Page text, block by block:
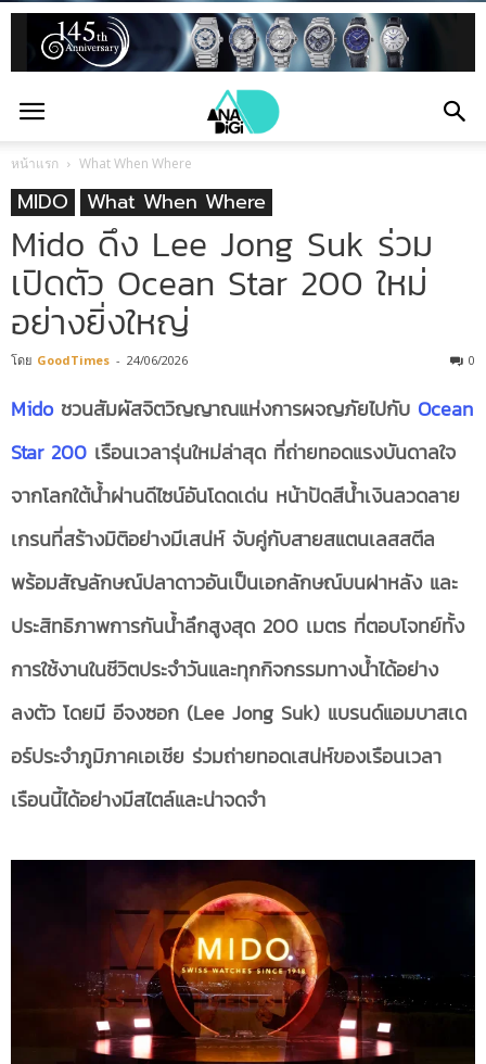
หน้าแรก What When Where
MIDO What When Where
Mido ดึง Lee Jong Suk ร่วม
เปิดตัว Ocean Star 200 ใหม่
อย่างยิ่งใหญ่
โดย GoodTimes - 24/06/2026 0
Midoชวนสัมผัสจิตวิญญาณแห่งการผจญภัยไปกับ Ocean
Star 200 เรือนเวลารุ่นใหม่ล่าสุด ที่ถ่ายทอดแรงบันดาลใจ
จากโลกใต้น้ำผ่านดีไซน์อันโดดเด่น หน้าปัดสีน้ำเงินลวดลาย
เกรนที่สร้างมิติอย่างมีเสน่ห์ จับคู่กับสายสแตนเลสสตีล
พร้อมสัญลักษณ์ปลาดาวอันเป็นเอกลักษณ์บนฝาหลัง และ
ประสิทธิภาพการกันน้ำลึกสูงสุด 200 เมตร ที่ตอบโจทย์ทั้ง
การใช้งานในชีวิตประจำวันและทุกกิจกรรมทางน้ำได้อย่าง
ลงตัว โดยมี อีจงซอก (Lee Jong Suk) แบรนด์แอมบาสเด
อร์ประจำภูมิภาคเอเชีย ร่วมถ่ายทอดเสน่ห์ของเรือนเวลา
เรือนนี้ได้อย่างมีสไตล์และน่าจดจำ